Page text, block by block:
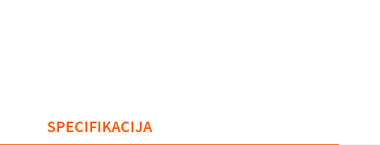
SPECIFIKACIJA